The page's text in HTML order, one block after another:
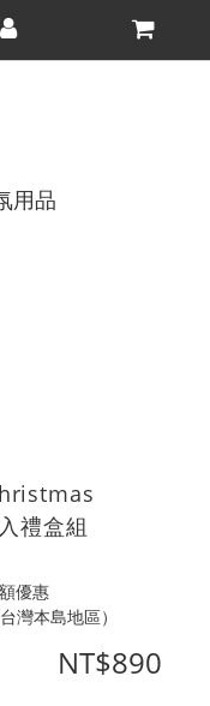
用品
禮盒組
優惠
灣本島地區）
NT$890